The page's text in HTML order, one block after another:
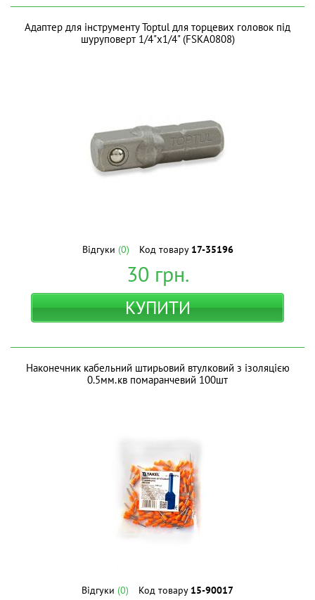
Адаптер для інструменту Toptul для торцевих головок під
шуруповерт 1/4"х1/4" (FSKA0808)
Відгуки (0) Код товару 17-35196
30 грн.
КУПИТИ
Наконечник кабельний штирьовий втулковий з ізоляцією
0.5мм.кв помаранчевий 100шт
Відгуки (0) Код товару 15-90017